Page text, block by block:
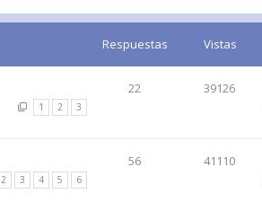
Respuestas Vistas
1 2 3
22 39126
2 3 4 5 6
56 41110